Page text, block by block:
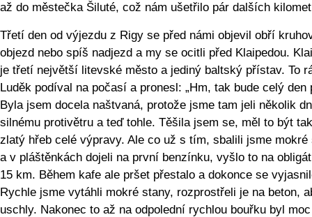
až do městečka Šiluté, což nám ušetřilo pár dalších
Třetí den od výjezdu z Rigy se před námi objevil obří
objezd nebo spíš nadjezd a my se ocitli před Klaipedou.
je třetí největší litevské město a jediný baltský přístav. To
Luděk podíval na počasí a pronesl: „Hm, tak bude celý den
Byla jsem docela naštvaná, protože jsme tam jeli několik
silnému protivětru a teď tohle. Těšila jsem se, měl to být
zlatý hřeb celé výpravy. Ale co už s tím, sbalili jsme mokré
a v pláštěnkách dojeli na první benzínku, vyšlo to na
15 km. Během kafe ale pršet přestalo a dokonce se
Rychle jsme vytáhli mokré stany, rozprostřeli je na beton,
uschly. Nakonec to až na odpolední rychlou bouřku byl